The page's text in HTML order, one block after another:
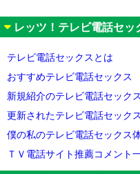
レッツ！テレビ電話セッ
テレビ電話セックスとは
おすすめテレビ電話セックス
新規紹介のテレビ電話セック
更新されたテレビ電話セック
僕の私のテレビ電話セックス
ＴＶ電話サイト推薦コメント